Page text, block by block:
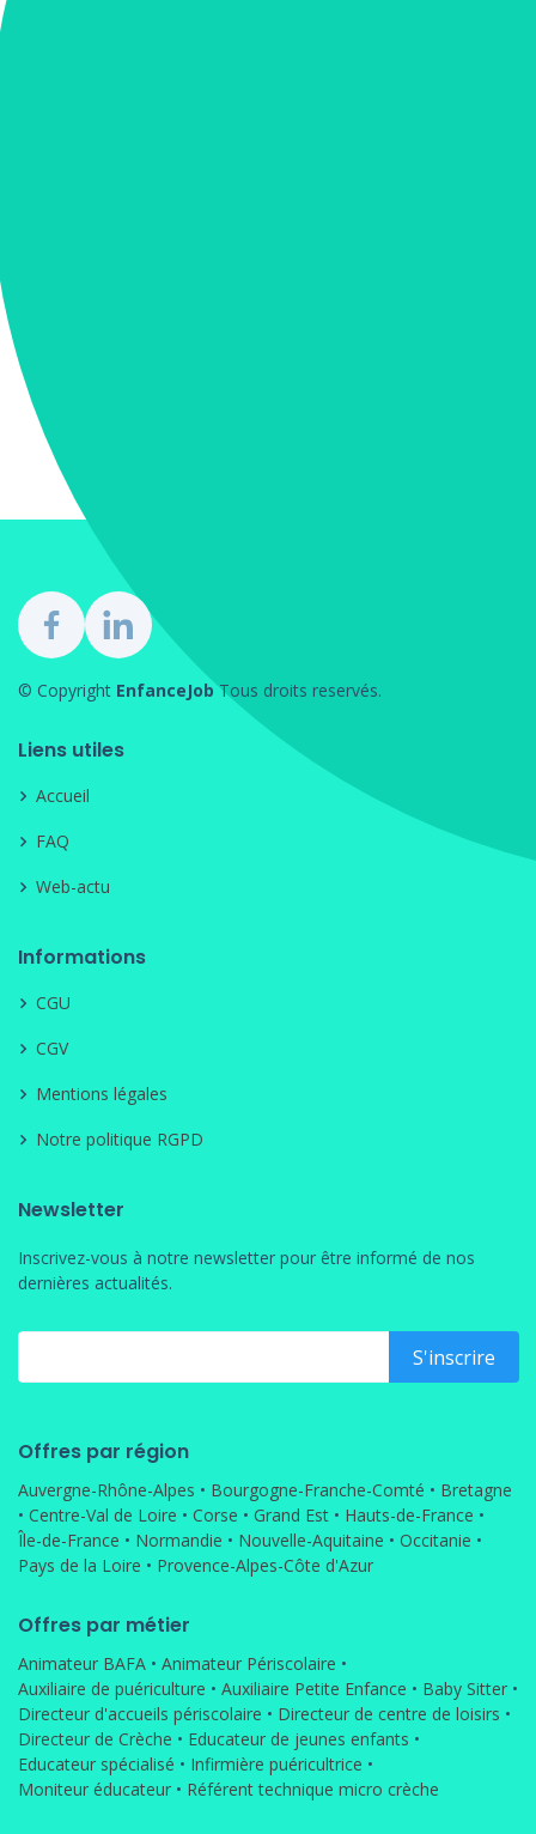
© Copyright EnfanceJob Tous droits reservés.
Liens utiles
Accueil
FAQ
Web-actu
Informations
CGU
CGV
Mentions légales
Notre politique RGPD
Newsletter
Inscrivez-vous à notre newsletter pour être informé de nos
dernières actualités.
Offres par région
Auvergne-Rhône-Alpes • Bourgogne-Franche-Comté • Bretagne
• Centre-Val de Loire • Corse • Grand Est • Hauts-de-France •
Île-de-France • Normandie • Nouvelle-Aquitaine • Occitanie •
Pays de la Loire • Provence-Alpes-Côte d'Azur
Offres par métier
Animateur BAFA • Animateur Périscolaire •
Auxiliaire de puériculture • Auxiliaire Petite Enfance • Baby Sitter •
Directeur d'accueils périscolaire • Directeur de centre de loisirs •
Directeur de Crèche • Educateur de jeunes enfants •
Educateur spécialisé • Infirmière puéricultrice •
Moniteur éducateur • Référent technique micro crèche